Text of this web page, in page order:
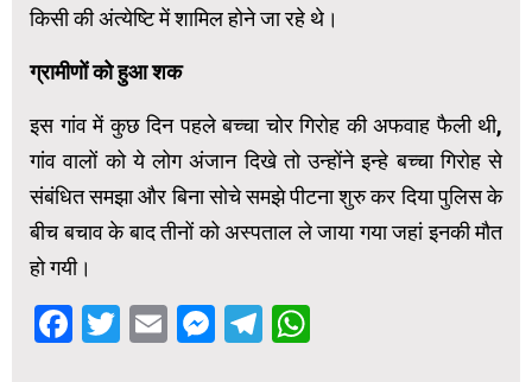
किसी की अंत्‍येष्टि में शामिल होने जा रहे थे।
ग्रामीणों को हुआ शक
इस गांव में कुछ दिन पहले बच्‍चा चोर गिरोह की अफवाह फैली थी,
गांव वालों को ये लोग अंजान दिखे तो उन्‍होंने इन्‍हे बच्‍चा गिरोह से
संबंधित समझा और बिना सोचे समझे पीटना शुरु कर दिया पुलिस के
बीच बचाव के बाद तीनों को अस्‍पताल ले जाया गया जहां इनकी मौत
हो गयी।
Facebook
Twitter
EmailMessenger
Telegram